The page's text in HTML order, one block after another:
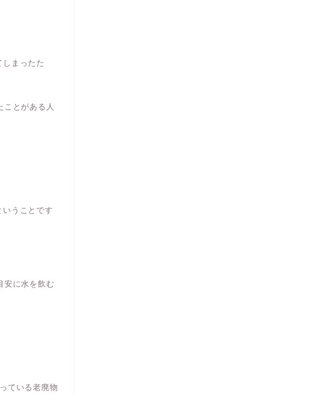
まったた
ことがある人
いうことです
安に水を飲む
ている老廃物